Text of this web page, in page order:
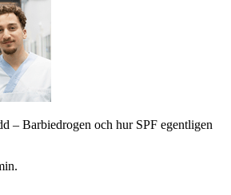
– Barbiedrogen och hur SPF egentligen